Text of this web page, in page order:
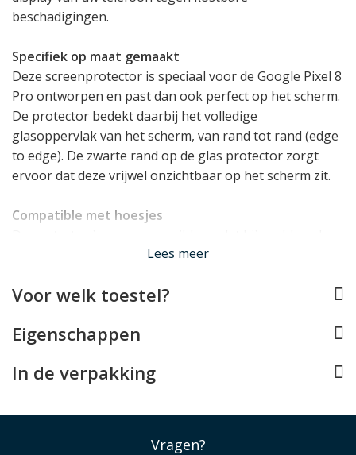
beschadigingen.
Specifiek op maat gemaakt
Deze screenprotector is speciaal voor de Google Pixel 8
Pro ontworpen en past dan ook perfect op het scherm.
De protector bedekt daarbij het volledige
glasoppervlak van het scherm, van rand tot rand (edge
to edge). De zwarte rand op de glas protector zorgt
ervoor dat deze vrijwel onzichtbaar op het scherm zit.
Compatible met hoesjes
in combinatie met een Google Pixel 8 Pro hoesje
De Google Pixel 8 Pro screenprotector is gemaakt van
dat het geharde glas extreem krasbestendig is en in
directe impact.
Lees minder
Lees meer
Voor welk toestel?
Eigenschappen
In de verpakking
Vragen?